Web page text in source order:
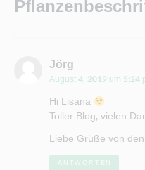
Jörg
August 4, 2019 um 5:24
Hi Lisana
Toller Blog, vielen
Liebe Grüße von
ANTWORTEN